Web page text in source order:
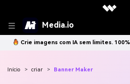
Media.io
Crie imagens com IA sem limites.
Início > criar > Banner Maker